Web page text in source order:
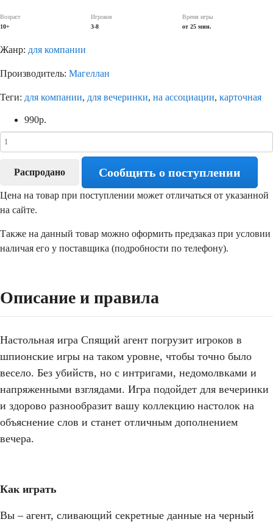
Возраст
10+
Игроков
3-8
Время игры
от 25 мин.
Жанр: для компании
Производитель: Магеллан
Теги: для компании, для вечеринки, на ассоциации, карточная
990р.
Распродано Сообщить о поступлении
Цена на товар при поступлении может отличаться от указанной
на сайте.
Также на данный товар можно оформить предзаказ при условии
наличая его у поставщика (подробности по телефону).
Описание и правила
Настольная игра Спящий агент погрузит игроков в
шпионские игры на таком уровне, чтобы точно было
весело. Без убийств, но с интригами, недомолвками и
напряженными взглядами. Игра подойдет для вечеринки
и здорово разнообразит вашу коллекцию настолок на
объяснение слов и станет отличным дополнением
вечера.
Как играть
Вы – агент, сливающий секретные данные на черный